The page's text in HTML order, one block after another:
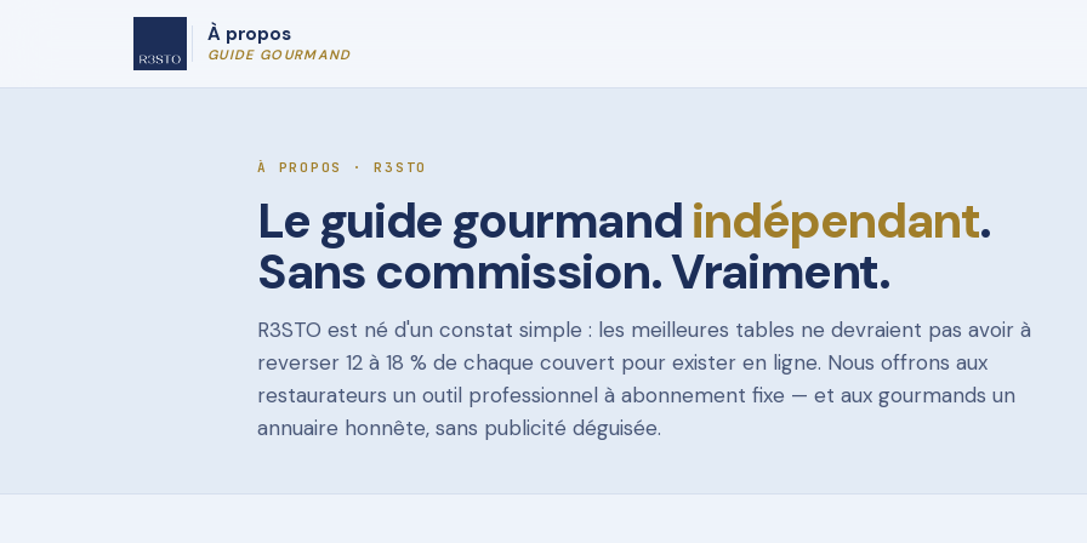
À propos
GUIDE GOURMAND
À PROPOS · R3STO
Le guide gourmandindépendant.
Sans commission. Vraiment.
R3STO est né d'un constat simple : les meilleures tables ne devraient pas avoir à
reverser 12 à 18 % de chaque couvert pour exister en ligne. Nous offrons aux
restaurateurs un outil professionnel à abonnement fixe — et aux gourmands un
annuaire honnête, sans publicité déguisée.